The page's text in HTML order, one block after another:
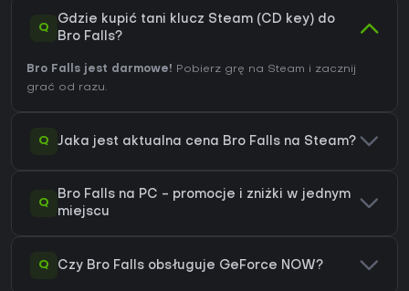
Q
Gdzie kupić tani klucz Steam (CD key) do
Bro Falls?
Bro Falls jest darmowe! Pobierz grę na Steam i zacznij
grać od razu.
Q Jaka jest aktualna cena Bro Falls na Steam?
Q
Bro Falls na PC - promocje i zniżki w jednym
miejscu
Q Czy Bro Falls obsługuje GeForce NOW?